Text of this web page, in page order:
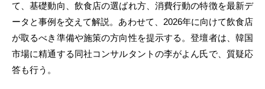
て、基礎動向、飲食店の選ばれ方、消費行動の特徴を最新デ
ータと事例を交えて解説。あわせて、2026年に向けて飲食店
が取るべき準備や施策の方向性を提示する。登壇者は、韓国
市場に精通する同社コンサルタントの李がよん氏で、質疑応
答も行う。